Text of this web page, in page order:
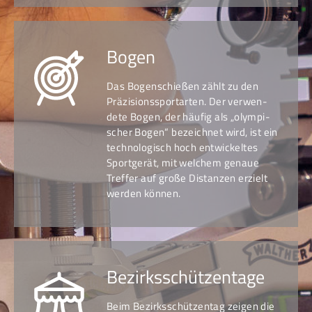
Bogen
Das Bogenschießen zählt zu den
Präzi­sions­sport­arten. Der ver­wen­
dete Bogen, der häufig als „olym­pi­
scher Bogen“ be­zeich­net wird, ist ein
tech­no­lo­gisch hoch ent­wickel­tes
Sport­gerät, mit wel­chem genaue
Treffer auf große Distan­zen erzielt
werden können.
Bezirks­schützentage
Beim Bezirksschützen­tag zeigen die